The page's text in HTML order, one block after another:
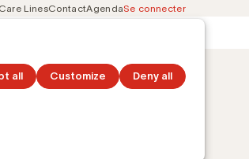
LinesContactAgendaSe connecter
all Customize Deny all